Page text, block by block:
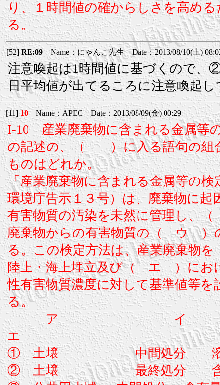
り、１時間値の確からしさを高め
る。
[52]RE:09Name：にゃんこ先生 Date：2013/08/10(土)
注意喚起は1時間値に基づくので、
日平均値が出てるころに注意喚起
[11]10Name：APEC Date：2013/08/09(金) 00:29
I-10 産業廃棄物に含まれる金属等
の記述の、（ ）に入る語句の組
ものはどれか。
「産業廃棄物に含まれる金属等の検
環境庁告示１３号）は、廃棄物に
有害物質の汚染を未然に管理し、
廃棄物からの有害物質の（ ウ ）
る。この検定方法は、産業廃棄物
陸上・海上埋立及び（ エ ）にお
性有害物質濃度に対して基準値等を
る。
ア
エ
① 土壌 中間処分 溶
② 土壌 最終処分 含有